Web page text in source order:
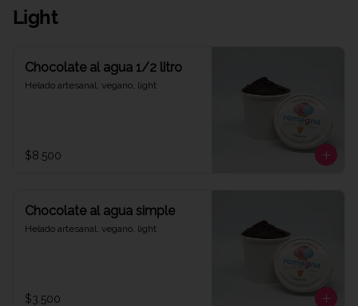
Light
Chocolate al agua 1/2 litro
Helado artesanal, vegano, light
$8.500
Chocolate al agua simple
Helado artesanal, vegano, light
$3.500